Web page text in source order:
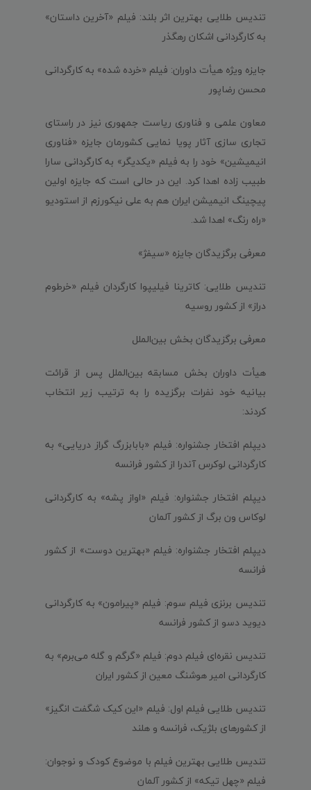
تندیس طلایی بهترین اثر بلند: فیلم «آخرین داستان»
به کارگردانی اشکان رهگذر
جایزه ویژه هیأت داوران: فیلم «خرده شده» به کارگردانی
محسن رضاپور
معاون علمی و فناوری ریاست جمهوری نیز در راستای
تجاری سازی آثار پویا نمایی کشورمان جایزه «فناوری
انیمیشین» خود را به فیلم «یکدیگر» به کارگردانی سارا
طبیب زاده اهدا کرد. این در حالی است که جایزه اولین
پیچینگ انیمیشن ایران هم به علی نیکورزم از استودیو
«راه رنگ» اهدا شد.
معرفی برگزیدگان جایزه «سیفژ»
تندیس طلایی: کاترینا فیلیپوا کارگردان فیلم «خرطوم
دراز» از کشور روسیه
معرفی برگزیدگان بخش بین‌الملل
هیأت داوران بخش مسابقه بین‌الملل پس از قرائت
بیانیه خود نفرات برگزیده را به ترتیب زیر انتخاب
کردند:
دیپلم افتخار جشنواره: فیلم «بابابزرگ گراز دریایی» به
کارگردانی لوکرس آندرا از کشور فرانسه
دیپلم افتخار جشنواره: فیلم «اواز پشه» به کارگردانی
لوکاس ون برگ از کشور آلمان
دیپلم افتخار جشنواره: فیلم «بهترین دوست» از کشور
فرانسه
تندیس برنزی فیلم سوم: فیلم «پیرامون» به کارگردانی
دیوید دسو از کشور فرانسه
تندیس نقره‌ای فیلم دوم: فیلم «گرگم و گله می‌برم» به
کارگردانی امیر هوشنگ معین از کشور ایران
تندیس طلایی فیلم اول: فیلم «این کیک شگفت انگیز»
از کشورهای بلژیک، فرانسه و هلند
تندیس طلایی بهترین فیلم با موضوع کودک و نوجوان:
فیلم «چهل تیکه» از کشور آلمان